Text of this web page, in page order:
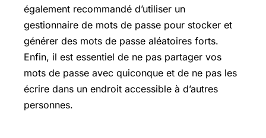
également recommandé d’utiliser un
gestionnaire de mots de passe pour stocker et
générer des mots de passe aléatoires forts.
Enfin, il est essentiel de ne pas partager vos
mots de passe avec quiconque et de ne pas les
écrire dans un endroit accessible à d’autres
personnes.